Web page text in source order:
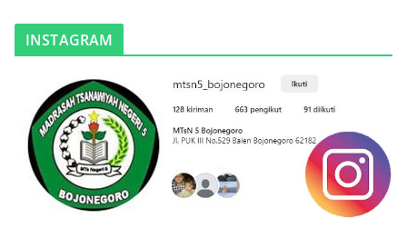
INSTAGRAM